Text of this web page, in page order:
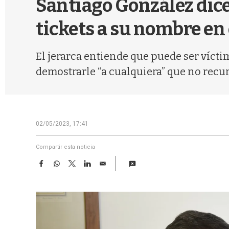
Santiago González
tickets a su nombre
El jerarca entiende que puede ser
demostrarle “a cualquiera” que no
02/05/2023, 17:41
Compartir esta noticia
F
e
W
t
T
w
t
L
k
E
i